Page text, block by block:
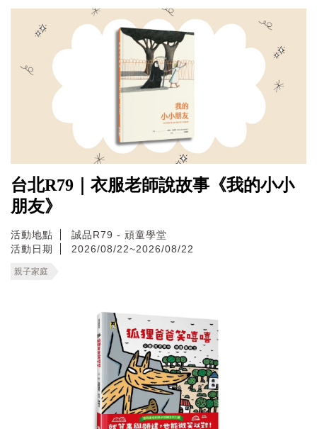
台北R79｜衣服老師說故事《我的小小
朋友》
活動地點
誠品R79 - 頑童學堂
活動日期
2026/08/22~2026/08/22
親子家庭